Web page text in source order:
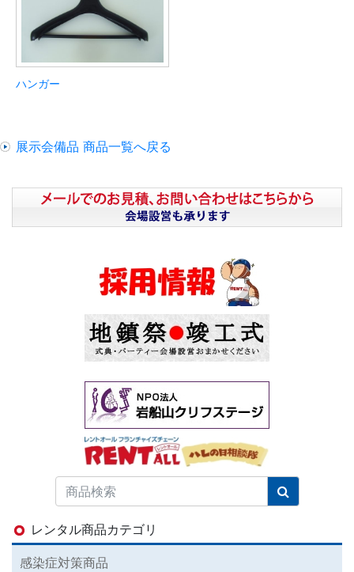
ハンガー
展示会備品 商品一覧へ戻る
レンタル商品カテゴリ
感染症対策商品